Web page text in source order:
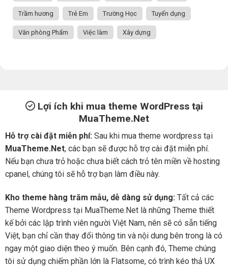
Trầm hương Trẻ Em Trường Học Tuyển dụng
Văn phòng Phẩm Việc làm Xây dựng
Lợi ích khi mua theme WordPress tại
MuaTheme.Net
Hỗ trợ cài đặt miễn phí: Sau khi mua theme wordpress tại
MuaTheme.Net, các bạn sẽ được hỗ trợ cài đặt miễn phí.
Nếu bạn chưa trỏ hoặc chưa biết cách trỏ tên miền về hosting
cpanel, chúng tôi sẽ hỗ trợ bạn làm điều này.
Kho theme hàng trăm mẫu, dễ dàng sử dụng: Tất cả các
Theme Wordpress tại MuaTheme.Net là những Theme thiết
kế bởi các lập trình viên người Việt Nam, nên sẽ có sẵn tiếng
Việt, bạn chỉ cần thay đổi thông tin và nội dung bên trong là có
ngay một giao diện theo ý muốn. Bên cạnh đó, Theme chúng
tôi sử dụng chiếm phần lớn là Flatsome, có trình kéo thả UX